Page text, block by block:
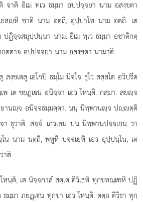
าติ อิเม ทฺเว ธมฺมา อปฺปจฺจยา นาม อสงฺขตา
ยสฺหิ ชาติ นาม อตฺถิ, อุปฺปาโท นาม อตฺถิ. เต
ฏิจฺจสมุปฺปนฺนา นาม. อิเม ทฺเว ธมฺมา อชาติกตฺ
ตฺตาจ อปฺปจฺจยา นาม อสงฺขตา นามาติ.
สงฺขเตสุ เอโกปิ ธมฺโม นิจฺโจ ธุโว สสฺสโต อวิปรีต
เต ขยฏฺเน อนิจฺจา เอว โหนฺติ. กสฺมา. สยฺจ
ยานฺจ อนิจฺจธมฺมตฺตา. นนุ นิพฺพานฺจ ปฺตฺติ
ธุวาติ. สจฺจํ. เกวเลน ปน นิพฺพานปจฺจเยน วา
น นาม นตฺถิ, พหูหิ ปจฺจเยหิ เอว อุปฺปนฺโน, เต
าติ.
หนฺติ, เต นิจฺจกาลํ สตฺเต ติวิเธหิ ทุกฺขทณฺเฑหิ ปฏิ
มฺมา ภยฏฺเน ทุกฺขา เอว โหนฺติ. ตตฺถ ติวิธา ทุกฺ